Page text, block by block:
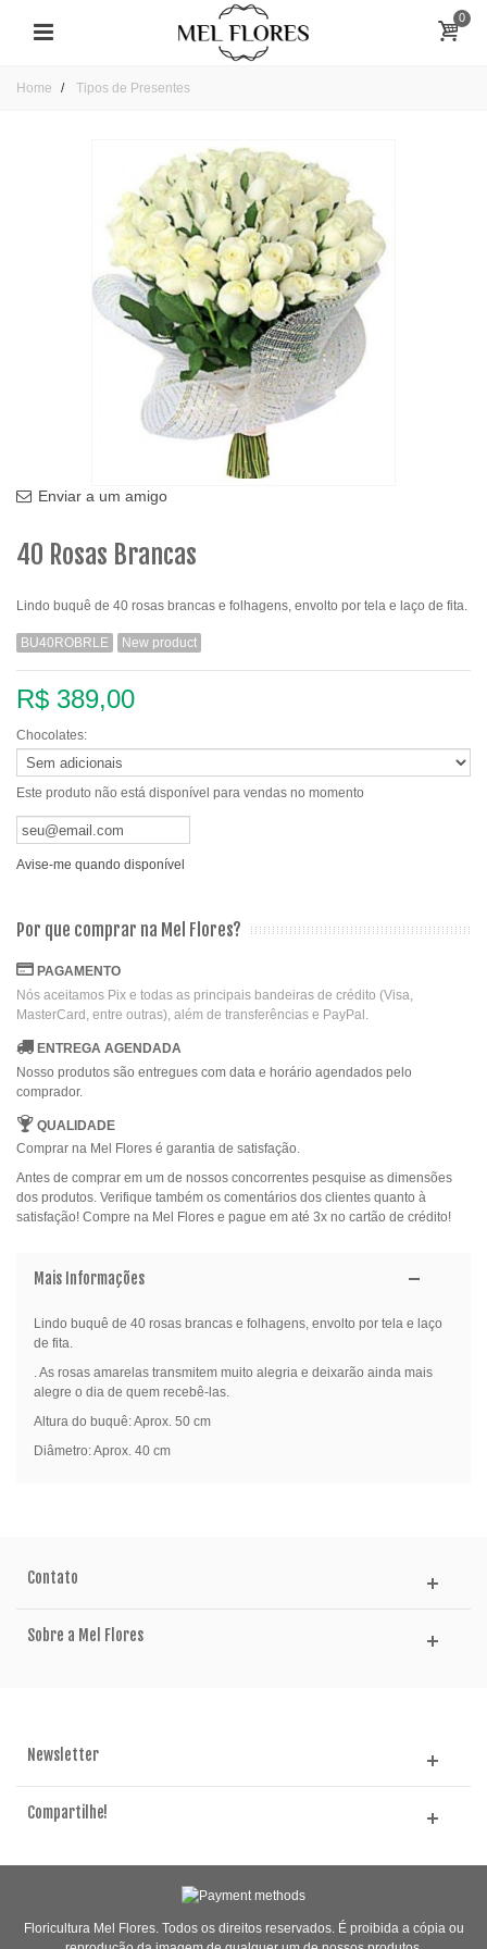
0
Home Tipos de Presentes
Enviar a um amigo
40 Rosas Brancas
Lindo buquê de 40 rosas brancas e folhagens, envolto por tela e laço de fita.
BU40ROBRLE New product
R$ 389,00
Chocolates:
Este produto não está disponível para vendas no momento
Avise-me quando disponível
Por que comprar na Mel Flores?
PAGAMENTO
Nós aceitamos Pix e todas as principais bandeiras de crédito (Visa,
MasterCard, entre outras), além de transferências e PayPal.
ENTREGA AGENDADA
Nosso produtos são entregues com data e horário agendados pelo
comprador.
QUALIDADE
Comprar na Mel Flores é garantia de satisfação.
Antes de comprar em um de nossos concorrentes pesquise as dimensões
dos produtos. Verifique também os comentários dos clientes quanto à
satisfação! Compre na Mel Flores e pague em até 3x no cartão de crédito!
Mais Informações
Lindo buquê de 40 rosas brancas e folhagens, envolto por tela e laço
de fita.
. As rosas amarelas transmitem muito alegria e deixarão ainda mais
alegre o dia de quem recebê-las.
Altura do buquê: Aprox. 50 cm
Diâmetro: Aprox. 40 cm
Contato
Sobre a Mel Flores
Newsletter
Compartilhe!
Floricultura Mel Flores. Todos os direitos reservados. É proibida a cópia ou